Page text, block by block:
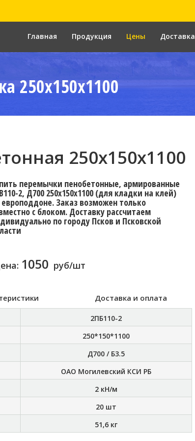
Главная Продукция Цены Доставка
250x150x1100
250х150х1100
перемычки пенобетонные, армированные
2, Д700 250х150х1100 (для кладки на клей)
европоддоне. Заказ возможен только
с блоком. Доставку рассчитаем
по городу Псков и Псковской
1050 руб/шт
Доставка и оплата
2ПБ110-2
250*150*1100
Д700 / Б3.5
ОАО Могилевский КСИ РБ
2 кН/м
20 шт
51,6 кг